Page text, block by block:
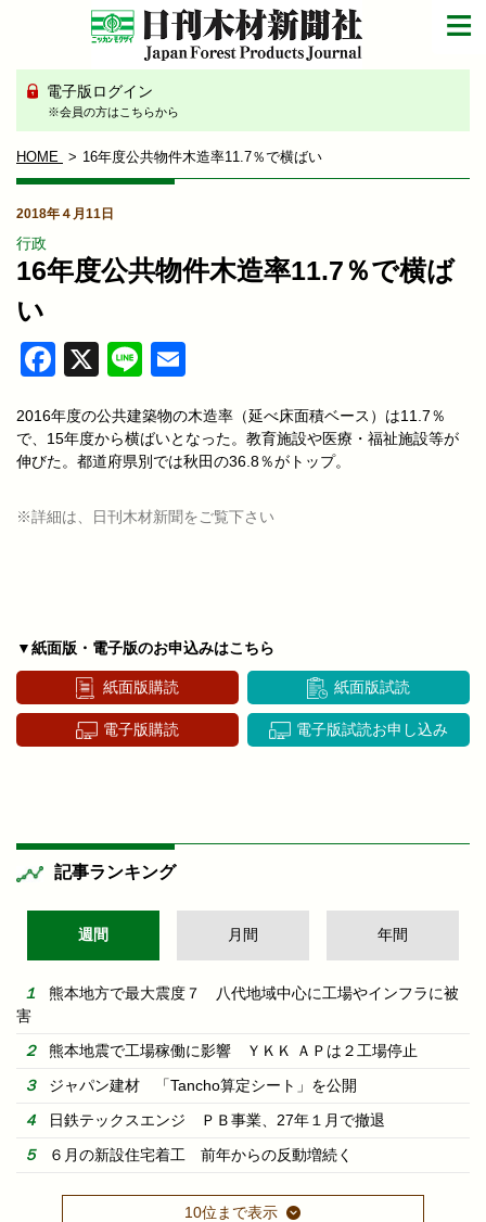
電子版ログイン
※会員の方はこちらから
HOME 16年度公共物件木造率11.7％で横ばい
2018年４月11日
行政
16年度公共物件木造率11.7％で横ば
い
Facebook
X Line
2016年度の公共建築物の木造率（延べ床面積ベース）は11.7％
で、15年度から横ばいとなった。教育施設や医療・福祉施設等が
伸びた。都道府県別では秋田の36.8％がトップ。
※詳細は、日刊木材新聞をご覧下さい
▼紙面版・電子版のお申込みはこちら
紙面版購読 紙面版試読
電子版購読 電子版試読お申し込み
記事ランキング
週間 月間 年間
熊本地方で最大震度７ 八代地域中心に工場やインフラに被
害
熊本地震で工場稼働に影響 ＹＫＫ ＡＰは２工場停止
ジャパン建材 「Tancho算定シート」を公開
日鉄テックスエンジ ＰＢ事業、27年１月で撤退
６月の新設住宅着工 前年からの反動増続く
10位まで表示